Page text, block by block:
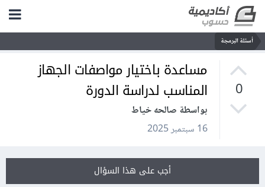
أسئلة البرمجة
0
مساعدة باختيار مواصفات الجهاز
المناسب لدراسة الدورة
بواسطة صالحه خياط
16 سبتمبر 2025
أجب على هذا السؤال